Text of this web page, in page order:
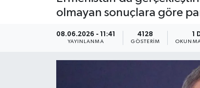
olmayan sonuçlara göre
08.06.2026 - 11:41
YAYINLANMA
4128
GÖSTERIM
1
OKUNMA
GÖKTÜRK
GÜNDEM
KEMERBURGAZ